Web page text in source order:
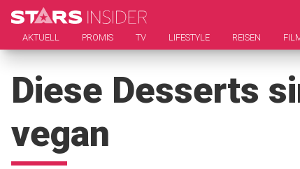
AKTUELL PROMIS TV LIFESTYLE REISEN
Diese Desserts
vegan